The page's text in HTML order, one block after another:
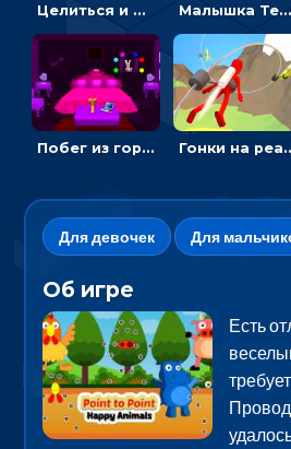
Целиться и метать топор в 3D мишени Малышка Тейлор едет на горячие источники - для девочек
Побег из горной деревни: решай головоломки, чтобы открыть ворота Гонки на реактивном
Для девочек Для
Об игре
Есть